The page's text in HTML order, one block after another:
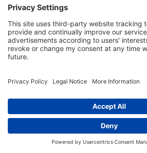
© 2023 k/c/e Marketing GmbH –